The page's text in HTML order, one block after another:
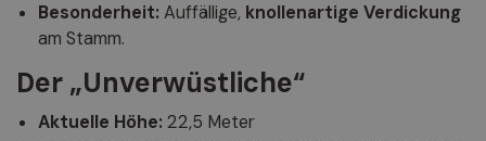
Besonderheit: Auffällige, knollenartige Verdickung
am Stamm.
Der „Unverwüstliche“
Aktuelle Höhe: 22,5 Meter